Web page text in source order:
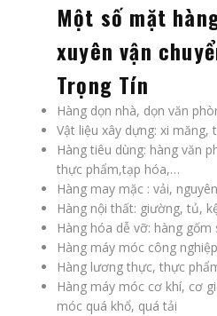
Một số mặt
xuyên vận
Trọng Tín
Hàng dọn nhà, dọn văn
Vật liệu xây dựng: xi măng,
Hàng tiêu dùng: hàng văn
thực phẩm,tạp hóa,…
Hàng may mặc : vải,
Hàng nội thất: giường, tủ,
Hàng hóa dễ vỡ: hàng
Hàng máy móc công nghiệp
Hàng lương thực, thực
Hàng máy móc cơ khí, cơ
móc quá khổ, quá tải